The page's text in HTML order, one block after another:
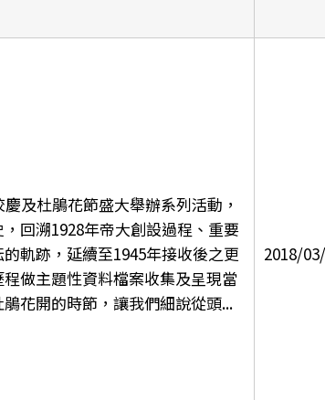
及杜鵑花節盛大舉辦系列活動，
回溯1928年帝大創設過程、重要
軌跡，延續至1945年接收後之更
做主題性資料檔案收集及呈現當
花開的時節，讓我們細說從頭...
2018/